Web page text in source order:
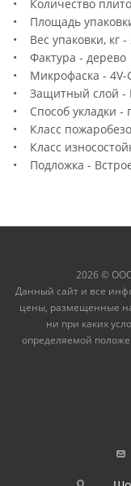
• Количество
• Площадь
• Вес упаковки, кг -
• Фактура - дерево
• Микрофаска - 4V-
• Защитный слой -
• Способ укладки -
• Класс
• Класс
• Подложка -
2026 ©
Данный сайт и все
цены, размещенные
ни при каких
определяемой